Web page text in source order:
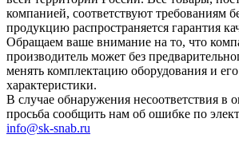
компанией, соответствуют требованиям
продукцию распространяется гарантия
Обращаем ваше внимание на то, что
производитель может без
менять комплектацию оборудования и
характеристики.
В случае обнаружения несоответствия в
просьба сообщить нам об ошибке по
info@sk-snab.ru